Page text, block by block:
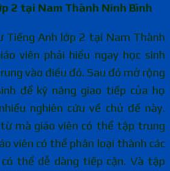
2 tại Nam Thành Ninh Bình
Tiếng Anh lớp 2 tại Nam Thành
viên phải hiểu ngay học sinh
vào điều đó. Sau đó mở rộng
để kỹ năng giao tiếp của họ
nghiên cứu về chủ đề này.
mà giáo viên có thể tập trung
viên có thể phân loại thành các
thể dễ dàng tiếp cận. Và tập